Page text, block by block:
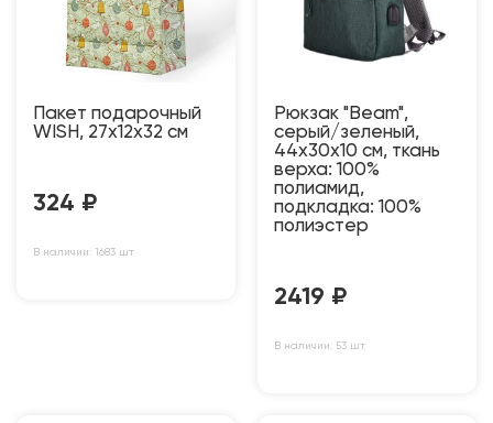
Пакет подарочный
WISH, 27х12х32 см
324 ₽
В наличии: 1683 шт
Рюкзак "Beam",
серый/зеленый,
44х30х10 см, ткань
верха: 100%
полиамид,
подкладка: 100%
полиэстер
2419 ₽
В наличии: 53 шт